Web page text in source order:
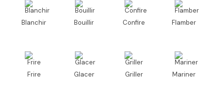
Blanchir Bouillir Confire Flamber
Frire Glacer Griller Mariner